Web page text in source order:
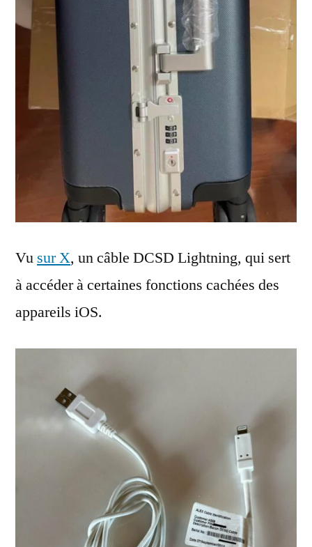
Vu sur X, un câble DCSD Lightning, qui sert
à accéder à certaines fonctions cachées des
appareils iOS.